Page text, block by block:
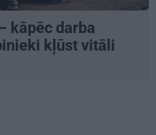
kāpēc darba
kļūst vitāli